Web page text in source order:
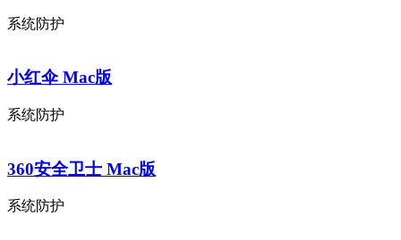
系统防护
小红伞 Mac版
系统防护
360安全卫士 Mac版
系统防护